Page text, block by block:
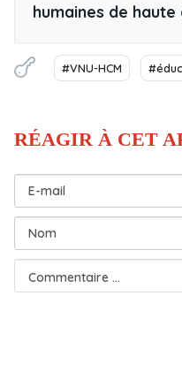
humaines de haute
#VNU-HCM